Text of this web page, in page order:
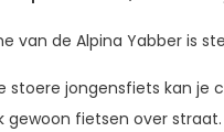
van de Alpina Yabber is
stoere jongensfiets kan je
gewoon fietsen over straat.